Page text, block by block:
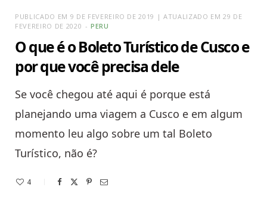
PUBLICADO EM 9 DE FEVEREIRO DE 2019 | ATUALIZADO EM 29 DE
FEVEREIRO DE 2020
PERU
O que é o Boleto Turístico de Cusco e
por que você precisa dele
Se você chegou até aqui é porque está
planejando uma viagem a Cusco e em algum
momento leu algo sobre um tal Boleto
Turístico, não é?
4